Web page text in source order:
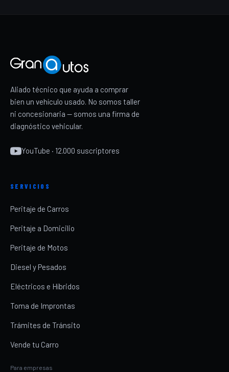
Aliado técnico que ayuda a comprar
bien un vehículo usado. No somos taller
ni concesionaria — somos una firma de
diagnóstico vehicular.
YouTube · 12.000 suscriptores
SERVICIOS
Peritaje de Carros
Peritaje a Domicilio
Peritaje de Motos
Diesel y Pesados
Eléctricos e Híbridos
Toma de Improntas
Trámites de Tránsito
Vende tu Carro
Para empresas